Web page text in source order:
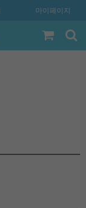
마이페이지